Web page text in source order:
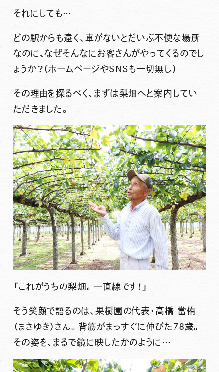
それにしても…
どの駅からも遠く、車がないとだいぶ不便な場所
なのに、なぜそんなにお客さんがやってくるのでし
ょうか？（ホームページやSNSも一切無し）
その理由を探るべく、まずは梨畑へと案内してい
ただきました。
「これがうちの梨畑。一直線です！」
そう笑顔で語るのは、果樹園の代表・高橋 當侑
（まさゆき）さん。背筋がまっすぐに伸びた78歳。
その姿を、まるで鏡に映したかのように…